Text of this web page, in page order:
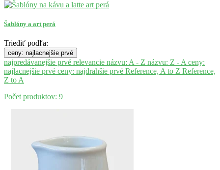
Šablóny a art perá
Triediť podľa:
ceny: najlacnejšie prvé
najpredávanejšie prvé relevancie názvu: A - Z názvu: Z - Aceny:
najlacnejšie prvé ceny: najdrahšie prvé Reference, A to Z Reference,
Z to A
Počet produktov: 9